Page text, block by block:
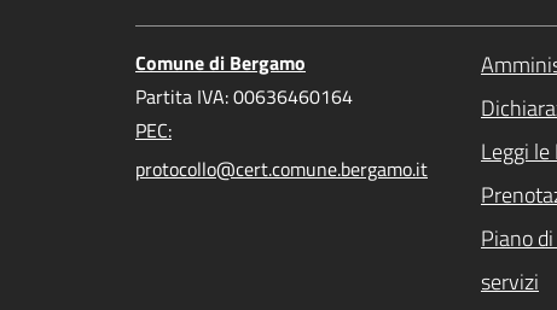
Comune di Bergamo
Partita IVA: 00636460164
PEC:
protocollo@cert.comune.bergamo.it
Leggi le
Piano
servizi